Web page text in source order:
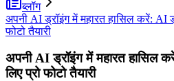
ब्लॉग
अपनी AI ड्रॉइंग में महारत हासिल करें: AI
फोटो तैयारी
अपनी AI ड्रॉइंग में महारत हासिल
लिए प्रो फोटो तैयारी